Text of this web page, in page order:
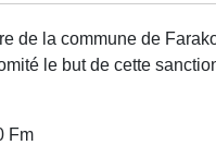
de la commune de
le but de cette
Fm